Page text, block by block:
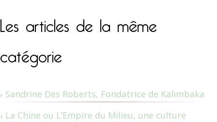
Les articles de la même
catégorie
Sandrine Des Roberts, Fondatrice de Kalimbaka
La Chine ou L’Empire du Milieu, une culture